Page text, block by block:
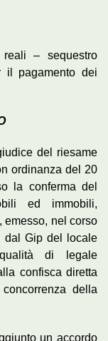
– sequestro
il pagamento dei
del riesame
ordinanza del 20
la conferma del
ed immobili,
emesso, nel corso
dal Gip del locale
di legale
confisca diretta
della
un accordo